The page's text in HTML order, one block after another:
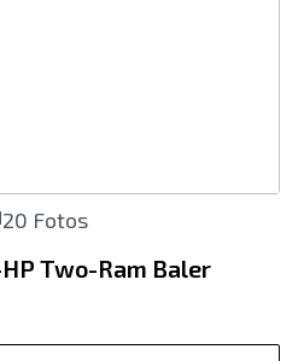
20 Fotos
Two-Ram Baler